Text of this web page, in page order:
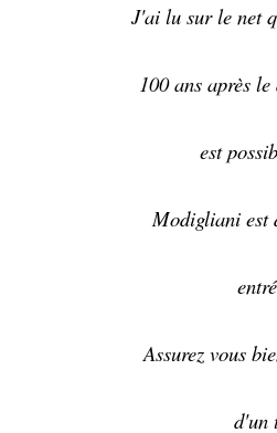
J'ai lu sur le net
100 ans après
est
Modigliani est
Assurez vous
d'un